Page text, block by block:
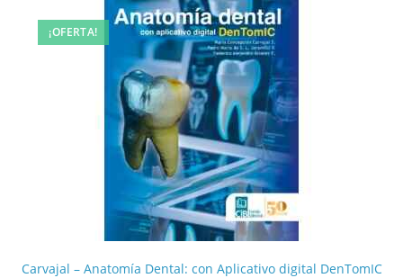
¡OFERTA!
Carvajal – Anatomía Dental: con Aplicativo digital DenTomIC